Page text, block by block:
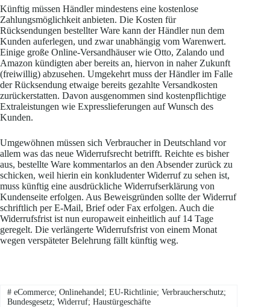
Künftig müssen Händler mindestens eine kostenlose
Zahlungsmöglichkeit anbieten. Die Kosten für
Rücksendungen bestellter Ware kann der Händler nun dem
Kunden auferlegen, und zwar unabhängig vom Warenwert.
Einige große Online-Versandhäuser wie Otto, Zalando und
Amazon kündigten aber bereits an, hiervon in naher Zukunft
(freiwillig) abzusehen. Umgekehrt muss der Händler im Falle
der Rücksendung etwaige bereits gezahlte Versandkosten
zurückerstatten. Davon ausgenommen sind kostenpflichtige
Extraleistungen wie Expresslieferungen auf Wunsch des
Kunden.
Umgewöhnen müssen sich Verbraucher in Deutschland vor
allem was das neue Widerrufsrecht betrifft. Reichte es bisher
aus, bestellte Ware kommentarlos an den Absender zurück zu
schicken, weil hierin ein konkludenter Widerruf zu sehen ist,
muss künftig eine ausdrückliche Widerrufserklärung von
Kundenseite erfolgen. Aus Beweisgründen sollte der Widerruf
schriftlich per E-Mail, Brief oder Fax erfolgen. Auch die
Widerrufsfrist ist nun europaweit einheitlich auf 14 Tage
geregelt. Die verlängerte Widerrufsfrist von einem Monat
wegen verspäteter Belehrung fällt künftig weg.
#eCommerce; Onlinehandel; EU-Richtlinie; Verbraucherschutz;
Bundesgesetz; Widerruf; Haustürgeschäfte